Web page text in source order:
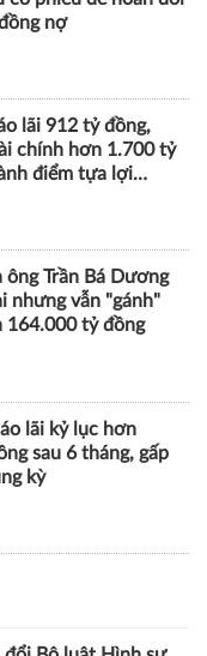
điểm tựa lợi
Trần Bá Dương
nhưng vẫn "gánh"
tỷ đồng
lãi kỷ lục hơn
sau 6 tháng, gấp
kỳ
đổi Bộ luật Hình sự
và Nhà Quản lý